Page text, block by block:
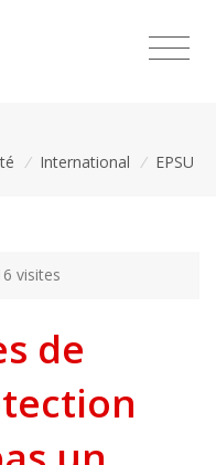
/ International / EPSU
visites
de